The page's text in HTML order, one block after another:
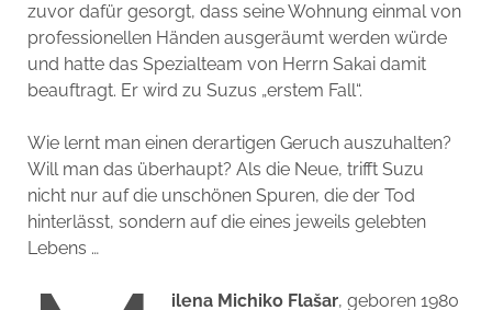
zuvor dafür gesorgt, dass seine Wohnung einmal von
professionellen Händen ausgeräumt werden würde
und hatte das Spezialteam von Herrn Sakai damit
beauftragt. Er wird zu Suzus „erstem Fall“.
Wie lernt man einen derartigen Geruch auszuhalten?
Will man das überhaupt? Als die Neue, trifft Suzu
nicht nur auf die unschönen Spuren, die der Tod
hinterlässt, sondern auf die eines jeweils gelebten
Lebens …
ilena Michiko Flašar, geboren 1980